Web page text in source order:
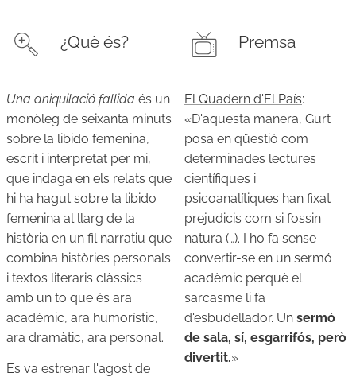
¿Què és?
Una aniquilació fallida és un
monòleg de seixanta minuts
sobre la libido femenina,
escrit i interpretat per mi,
que indaga en els relats que
hi ha hagut sobre la libido
femenina al llarg de la
història en un fil narratiu que
combina històries personals
i textos literaris clàssics
amb un to que és ara
acadèmic, ara humorístic,
ara dramàtic, ara personal.
Es va estrenar l'agost de
Premsa
El Quadern d'El País:
«D'aquesta manera, Gurt
posa en qüestió com
determinades lectures
científiques i
psicoanalítiques han fixat
prejudicis com si fossin
natura (…). I ho fa sense
convertir-se en un sermó
acadèmic perquè el
sarcasme li fa
d'esbudellador. Un sermó
de sala, sí, esgarrifós, però
divertit.»